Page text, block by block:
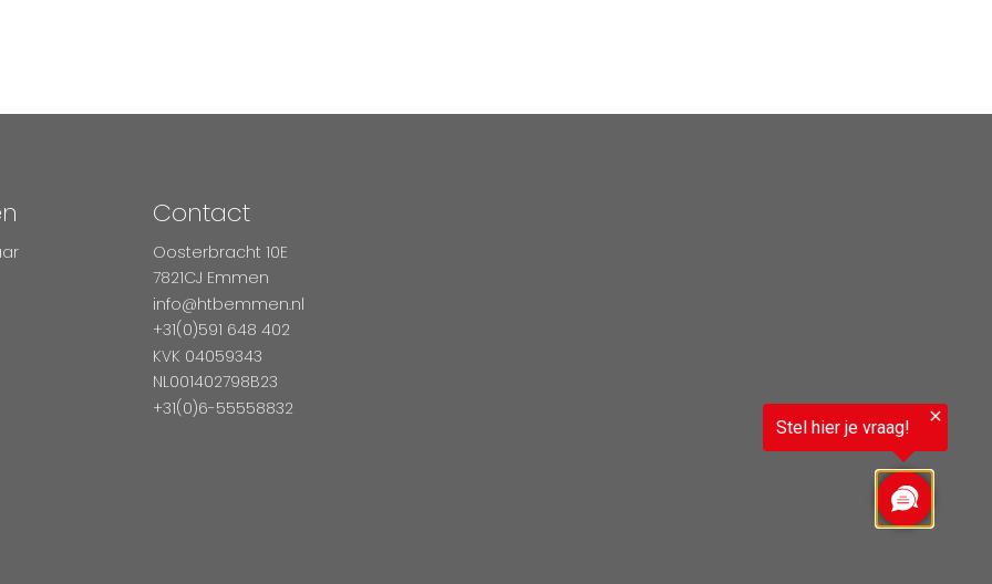
Contact
Oosterbracht 10E
7821CJ Emmen
info@htbemmen.nl
+31(0)591 648 402
KVK 04059343
NL001402798B23
+31(0)6-55558832